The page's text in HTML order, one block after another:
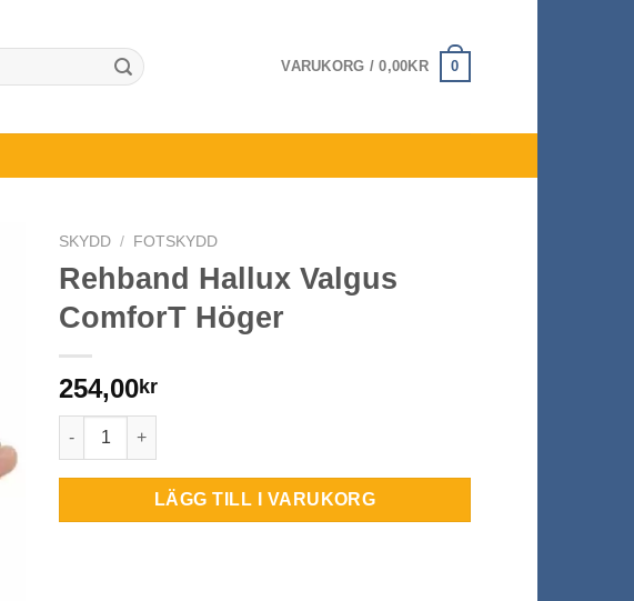
VARUKORG /0,00KR 0
SKYDD / FOTSKYDD
Rehband Hallux Valgus
ComforT Höger
254,00kr
Rehband Hallux Valgus ComforT Höger mängd
LÄGG TILL I VARUKORG